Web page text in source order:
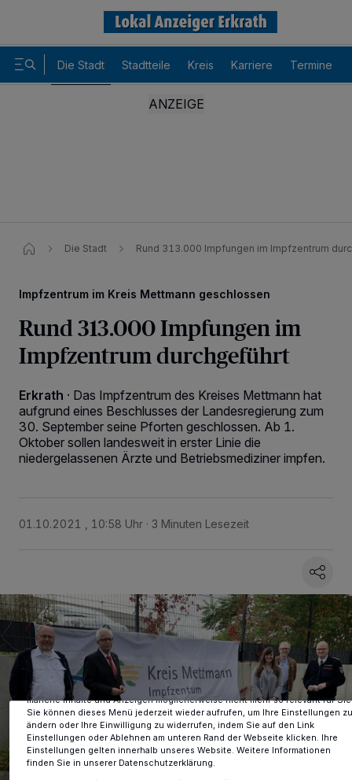
Die Stadt Stadtteile Kreis Karriere Termine
Die Stadt Rund 313.000 Impfungen im Impfzentrum
Impfzentrum im Kreis Mettmann geschlossen
Rund 313.000 Impfungen im
Impfzentrum durchgeführt
Erkrath · Das Impfzentrum des Kreises Mettmann hat
aufgrund eines Beschlusses der Landesregierung zum
30. September seine Pforten geschlossen. Ab 1.
Oktober sollen landesweit in erster Linie die
niedergelassenen Ärzte und Betriebsmediziner impfen.
01.10.2021 , 10:58 Uhr 3 Minuten Lesezeit
Wir und unsere 218-Partner speichern und greifen auf personenbezogene
Daten wie Browserdaten oder eindeutige Kennungen auf Ihrem Gerät zu.
Durch Auswahl von OK aktivieren Sie Tracking-Technologien für die unter
„Wir und unsere Partner verarbeiten Daten, um Ihnen Dienste
bereitzustellen“ aufgeführten Zwecke. Wenn Tracker deaktiviert sind, sind
manche Inhalte und Anzeigen möglicherweise nicht mehr so relevant für
Sie können dieses Menü jederzeit wieder aufrufen, um Ihre Einstellungen
ändern oder Ihre Einwilligung zu widerrufen, indem Sie auf den Link
Einstellungen oder Ablehnen am unteren Rand der Webseite klicken. Ihre
Einstellungen gelten innerhalb unseres Website. Weitere Informationen
finden Sie in unserer Datenschutzerklärung.